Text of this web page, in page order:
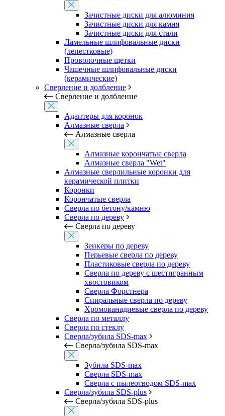
Зачистные диски для алюминия
Зачистные диски для камня
Зачистные диски для стали
Ламельные шлифовальные диски
(лепестковые)
Проволочные щетки
Чашечные шлифовальные диски
(керамические)
Сверление и долбление
Сверление и долбление
Адаптеры для коронок
Алмазные сверла
Алмазные сверла
Алмазные корончатые сверла
Алмазные сверла "Wet"
Алмазные сверлильные коронки для
керамической плитки
Коронки
Корончатые сверла
Сверла по бетону/камню
Сверла по дереву
Сверла по дереву
Зенкеры по дереву
Перьевые сверла по дереву
Пластиковые сверла по дереву
Сверла по дереву с шестигранным
хвостовиком
Сверла Форстнера
Спиральные сверла по дереву
Хромованадиевые сверла по дереву
Сверла по металлу
Сверла по стеклу
Сверла/зубила SDS-max
Сверла/зубила SDS-max
Зубила SDS-max
Сверла SDS-max
Сверла с пылеотводом SDS-max
Сверла/зубила SDS-plus
Сверла/зубила SDS-plus